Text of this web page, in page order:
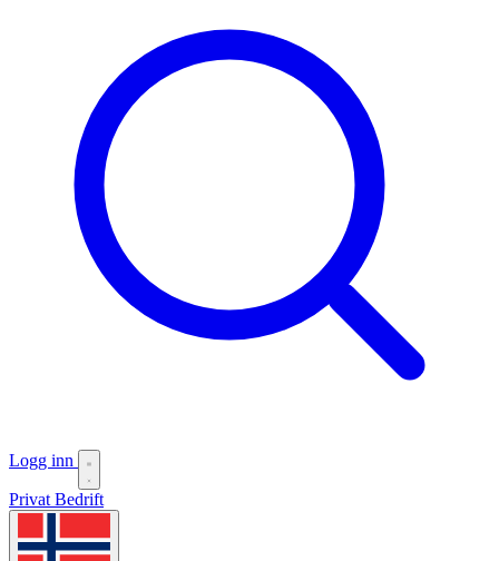
Logg inn
Privat Bedrift